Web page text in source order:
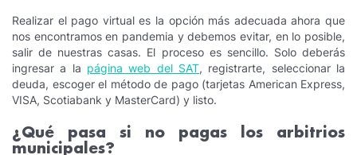
Realizar el pago virtual es la opción más adecuada ahora que
nos encontramos en pandemia y debemos evitar, en lo posible,
salir de nuestras casas. El proceso es sencillo. Solo deberás
ingresar a la página web del SAT, registrarte, seleccionar la
deuda, escoger el método de pago (tarjetas American Express,
VISA, Scotiabank y MasterCard) y listo.
¿Qué pasa si no pagas los arbitrios
municipales?